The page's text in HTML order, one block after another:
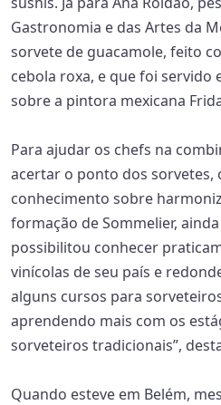
Gastronomia e das Artes da
sorvete de guacamole, feito
cebola roxa, e que foi servido
sobre a pintora mexicana
Para ajudar os chefs na
acertar o ponto dos sorvetes,
conhecimento sobre
formação de Sommelier,
possibilitou conhecer
vinícolas de seu país e
alguns cursos para
aprendendo mais com os
sorveteiros tradicionais”,
Quando esteve em Belém,